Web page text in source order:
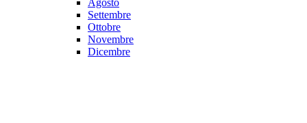
Agosto
Settembre
Ottobre
Novembre
Dicembre